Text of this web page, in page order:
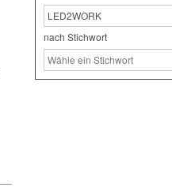
nach Stichwort